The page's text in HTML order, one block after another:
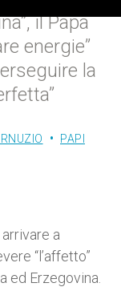
il Papa
energie”
la
PAPI
a
“l’affetto”
ed Erzegovina.